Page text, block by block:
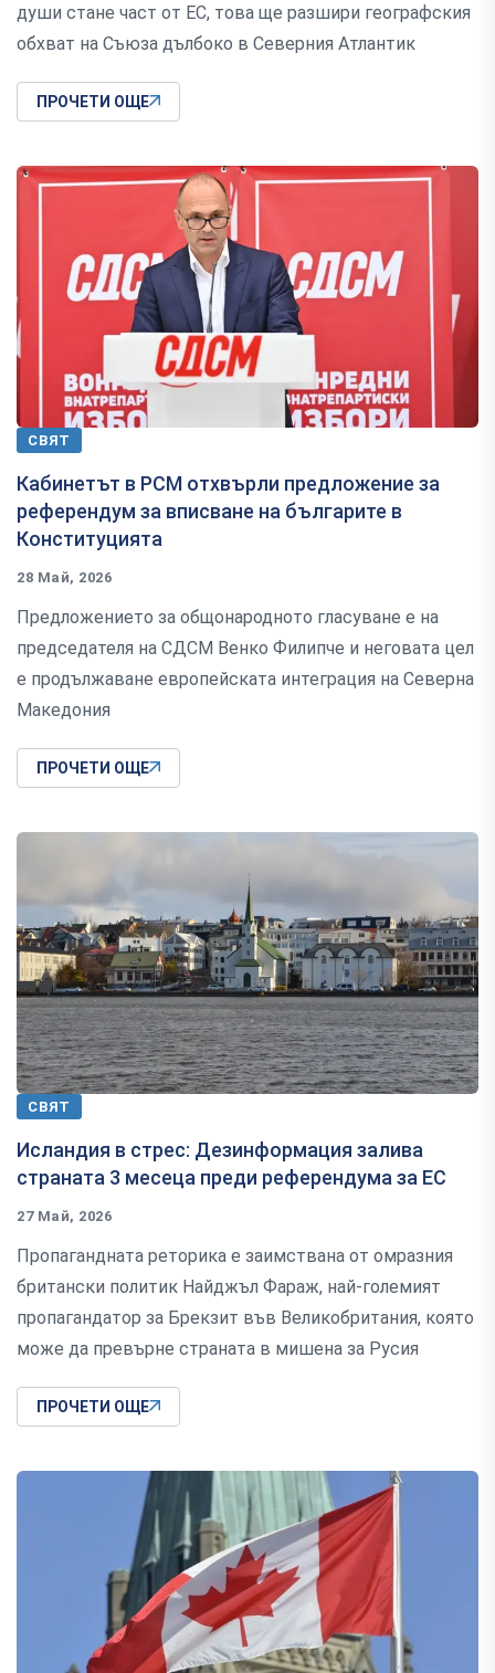
души стане част от ЕС, това ще разшири географския
обхват на Съюза дълбоко в Северния Атлантик
ПРОЧЕТИ ОЩЕ
СВЯТ
Кабинетът в РСМ отхвърли предложение за
референдум за вписване на българите в
Конституцията
28 Май, 2026
Предложението за общонародното гласуване е на
председателя на СДСМ Венко Филипче и неговата цел
е продължаване европейската интеграция на Северна
Македония
ПРОЧЕТИ ОЩЕ
СВЯТ
Исландия в стрес: Дезинформация залива
страната 3 месеца преди референдума за ЕС
27 Май, 2026
Пропагандната реторика е заимствана от омразния
британски политик Найджъл Фараж, най-големият
пропагандатор за Брекзит във Великобритания, която
може да превърне страната в мишена за Русия
ПРОЧЕТИ ОЩЕ